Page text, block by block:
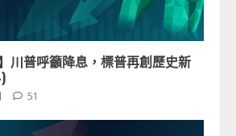
川普呼籲降息，標普再創歷史新
51